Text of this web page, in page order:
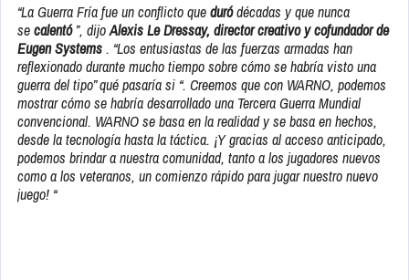
“La Guerra Fría fue un conflicto queduródécadas y que nunca
secalentó”, dijoAlexis Le Dressay, director creativo y cofundador de
Eugen Systems. “Los entusiastas de las fuerzas armadas han
reflexionado durante mucho tiempo sobre cómo se habría visto una
guerra del tipo” qué pasaría si “. Creemos que con WARNO, podemos
mostrar cómo se habría desarrollado una Tercera Guerra Mundial
convencional. WARNO se basa en la realidad y se basa en hechos,
desde la tecnología hasta la táctica. ¡Y gracias al acceso anticipado,
podemos brindar a nuestra comunidad, tanto a los jugadores nuevos
como a los veteranos, un comienzo rápido para jugar nuestro nuevo
juego! “